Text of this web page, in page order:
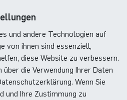
und andere Technologien auf
von ihnen sind essenziell,
diese Website zu verbessern.
die Verwendung Ihrer Daten
Wenn Sie
und Ihre Zustimmung zu
Systeme